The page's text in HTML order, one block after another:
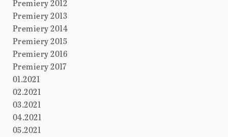
Premiery 2012
Premiery 2013
Premiery 2014
Premiery 2015
Premiery 2016
Premiery 2017
01.2021
02.2021
03.2021
04.2021
05.2021